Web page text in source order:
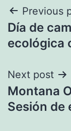
de
Previous
Día de
ecológica
Next post
Montana
Sesión de